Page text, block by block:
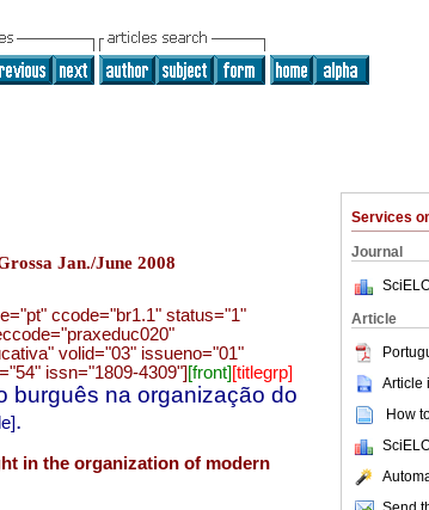
Services
Journal
Article
Article
How
Jan./June 2008
ccode="br1.1" status="1"
volid="03" issueno="01"
issn="1809-4309"] [front] [titlegrp]
burguês na organização do
.
in the organization of modern